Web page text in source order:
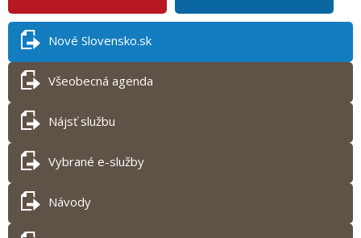
Nové Slovensko.sk
Všeobecná agenda
Nájsť službu
Vybrané e-služby
Návody